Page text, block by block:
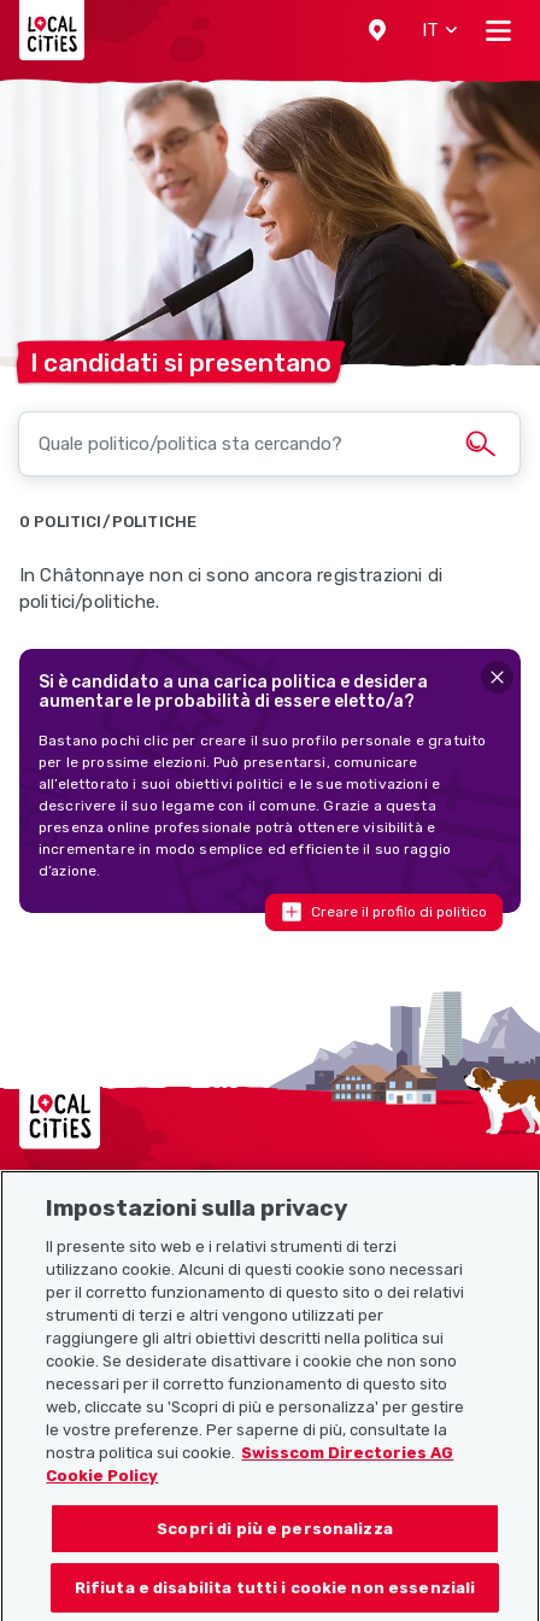
IT
I candidati si presentano
0 POLITICI/POLITICHE
In Châtonnaye non ci sono ancora registrazioni di
politici/politiche.
Si è candidato a una carica politica e desidera
aumentare le probabilità di essere eletto/a?
Bastano pochi clic per creare il suo profilo personale e gratuito
per le prossime elezioni. Può presentarsi, comunicare
all’elettorato i suoi obiettivi politici e le sue motivazioni e
descrivere il suo legame con il comune. Grazie a questa
presenza online professionale potrà ottenere visibilità e
incrementare in modo semplice ed efficiente il suo raggio
d’azione.
Creare il profilo di politico
Localcities
Link utili
Scarica l’app Localcities
Seguiteci su:
Impostazioni sulla privacy
Il presente sito web e i relativi strumenti di terzi
utilizzano cookie. Alcuni di questi cookie sono necessari
per il corretto funzionamento di questo sito o dei relativi
strumenti di terzi e altri vengono utilizzati per
raggiungere gli altri obiettivi descritti nella politica sui
cookie. Se desiderate disattivare i cookie che non sono
necessari per il corretto funzionamento di questo sito
web, cliccate su 'Scopri di più e personalizza' per gestire
le vostre preferenze. Per saperne di più, consultate la
nostra politica sui cookie.
Swisscom Directories AG
Cookie Policy
Scopri di più e personalizza
Rifiuta e disabilita tutti i cookie non essenziali